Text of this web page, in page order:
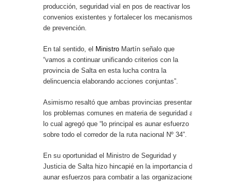
producción, seguridad vial en pos de reactivar los
convenios existentes y fortalecer los mecanismos
de prevención.
En tal sentido, el Ministro Martín señalo que
“vamos a continuar unificando criterios con la
provincia de Salta en esta lucha contra la
delincuencia elaborando acciones conjuntas”.
Asimismo resaltó que ambas provincias presentan
los problemas comunes en materia de seguridad a
lo cual agregó que “lo principal es aunar esfuerzo
sobre todo el corredor de la ruta nacional Nº 34”.
En su oportunidad el Ministro de Seguridad y
Justicia de Salta hizo hincapié en la importancia de
aunar esfuerzos para combatir a las organizaciones